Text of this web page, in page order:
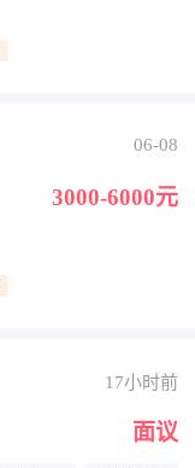
06-08
3000-6000元
17小时前
面议